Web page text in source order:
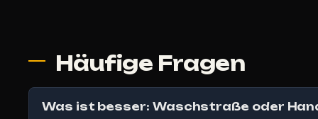
Häufige Fragen
Was ist besser: Waschstraße oder